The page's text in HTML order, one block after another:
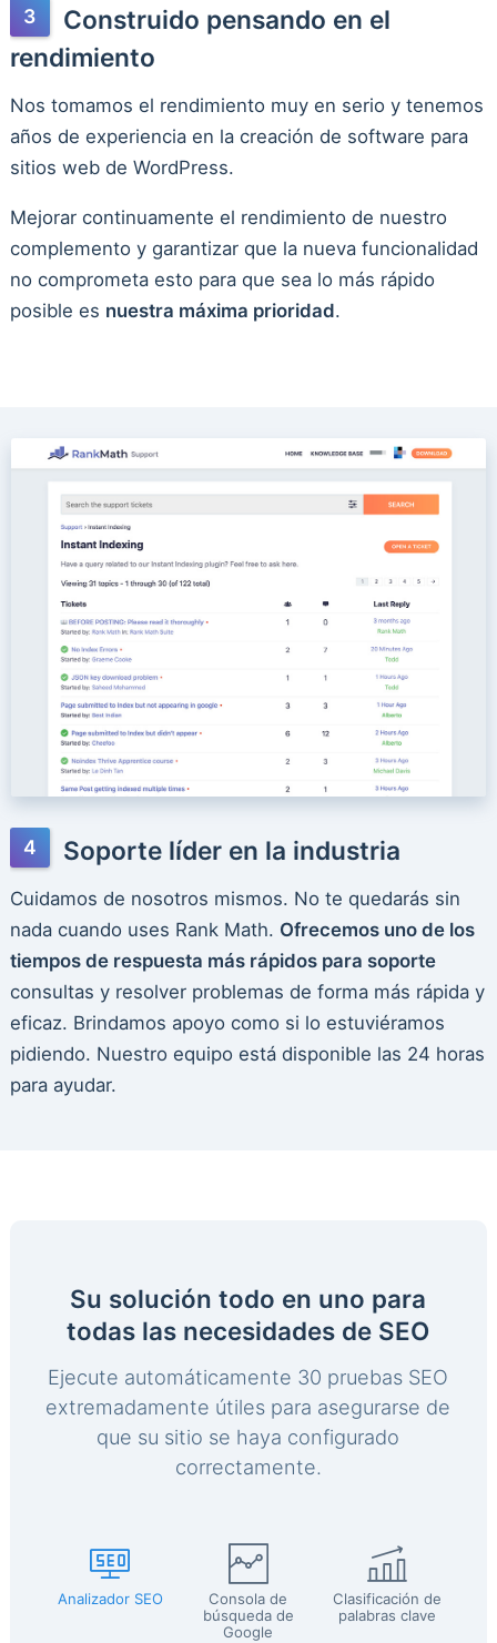
Construido pensando en el
rendimiento
Nos tomamos el rendimiento muy en serio y tenemos
años de experiencia en la creación de software para
sitios web de WordPress.
Mejorar continuamente el rendimiento de nuestro
complemento y garantizar que la nueva funcionalidad
no comprometa esto para que sea lo más rápido
posible es nuestra máxima prioridad.
Soporte líder en la industria
Cuidamos de nosotros mismos. No te quedarás sin
nada cuando uses Rank Math. Ofrecemos uno de los
tiempos de respuesta más rápidos para soporte
consultas y resolver problemas de forma más rápida y
eficaz. Brindamos apoyo como si lo estuviéramos
pidiendo. Nuestro equipo está disponible las 24 horas
para ayudar.
Su solución todo en uno para
todas las necesidades de SEO
Ejecute automáticamente 30 pruebas SEO
extremadamente útiles para asegurarse de
que su sitio se haya configurado
correctamente.
Analizador SEO
Consola de
búsqueda de
Google
Clasificación de
palabras clave